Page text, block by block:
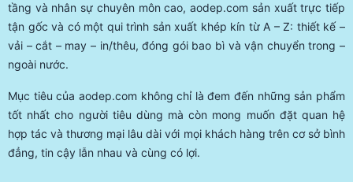
tầng và nhân sự chuyên môn cao, aodep.com sản xuất trực tiếp
tận gốc và có một qui trình sản xuất khép kín từ A – Z: thiết kế –
vải – cắt – may – in/thêu, đóng gói bao bì và vận chuyển trong –
ngoài nước.
Mục tiêu của aodep.com không chỉ là đem đến những sản phẩm
tốt nhất cho người tiêu dùng mà còn mong muốn đặt quan hệ
hợp tác và thương mại lâu dài với mọi khách hàng trên cơ sở bình
đẳng, tin cậy lẫn nhau và cùng có lợi.